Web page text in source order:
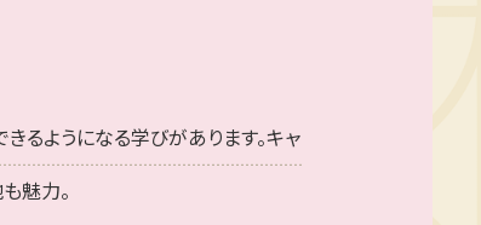
ようになる学びがあります。キャ
魅力。